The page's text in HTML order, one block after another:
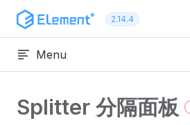
跳转到内容 2.14.4
Menu
Splitter 分隔面板